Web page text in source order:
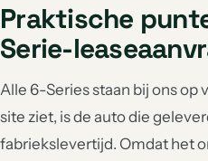
Praktische
Serie-
Alle 6-Series staan bij ons op
site ziet, is de auto die
fabriekslevertijd. Omdat het